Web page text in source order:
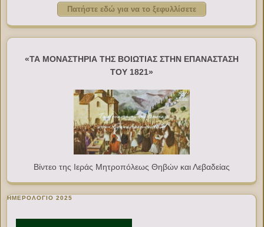
Πατήστε εδώ για να το ξεφυλλίσετε
«ΤΑ ΜΟΝΑΣΤΗΡΙΑ ΤΗΣ ΒΟΙΩΤΙΑΣ ΣΤΗΝ ΕΠΑΝΑΣΤΑΣΗ
ΤΟΥ 1821»
Βίντεο της Ιεράς Μητροπόλεως Θηβών και Λεβαδείας
ΗΜΕΡΟΛΟΓΙΟ 2025